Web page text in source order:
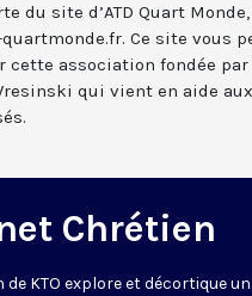
du site d’ATD Quart
Ce site vous
cette association fondée par
qui vient en aide
Chrétien
de KTO explore et décortique